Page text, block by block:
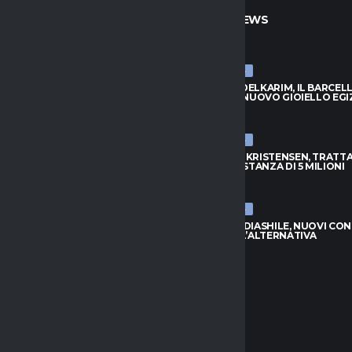
ULTIME NEWS
ULTIME NEWS
HAMZA ABDELKARIM, IL
SCOPRE IL NUOVO GIOIELLO
ULTIME NEWS
ATALANTA-KRISTENSEN,
APERTA: DISTANZA DI 5 MILIONI
ULTIME NEWS
NAPOLI-BADIASHILE, NUOVI
AGUERD È L’ALTERNATIVA